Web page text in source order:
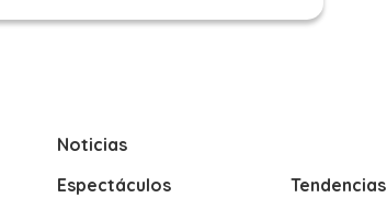
Noticias
Espectáculos
Tendencias